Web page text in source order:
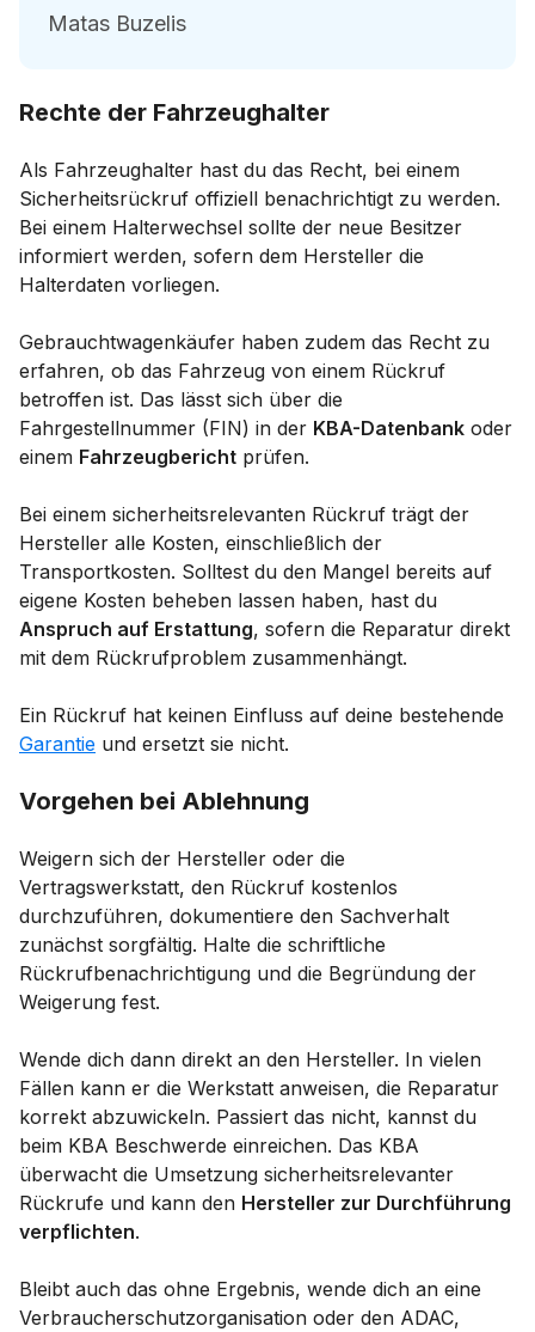
Matas Buzelis
Rechte der Fahrzeughalter
Als Fahrzeughalter hast du das Recht, bei einem
Sicherheitsrückruf offiziell benachrichtigt zu werden.
Bei einem Halterwechsel sollte der neue Besitzer
informiert werden, sofern dem Hersteller die
Halterdaten vorliegen.
Gebrauchtwagenkäufer haben zudem das Recht zu
erfahren, ob das Fahrzeug von einem Rückruf
betroffen ist. Das lässt sich über die
Fahrgestellnummer (FIN) in der KBA-Datenbank oder
einem Fahrzeugbericht prüfen.
Bei einem sicherheitsrelevanten Rückruf trägt der
Hersteller alle Kosten, einschließlich der
Transportkosten. Solltest du den Mangel bereits auf
eigene Kosten beheben lassen haben, hast du
Anspruch auf Erstattung, sofern die Reparatur direkt
mit dem Rückrufproblem zusammenhängt.
Ein Rückruf hat keinen Einfluss auf deine bestehende
Garantie und ersetzt sie nicht.
Vorgehen bei Ablehnung
Weigern sich der Hersteller oder die
Vertragswerkstatt, den Rückruf kostenlos
durchzuführen, dokumentiere den Sachverhalt
zunächst sorgfältig. Halte die schriftliche
Rückrufbenachrichtigung und die Begründung der
Weigerung fest.
Wende dich dann direkt an den Hersteller. In vielen
Fällen kann er die Werkstatt anweisen, die Reparatur
korrekt abzuwickeln. Passiert das nicht, kannst du
beim KBA Beschwerde einreichen. Das KBA
überwacht die Umsetzung sicherheitsrelevanter
Rückrufe und kann den Hersteller zur Durchführung
verpflichten.
Bleibt auch das ohne Ergebnis, wende dich an eine
Verbraucherschutzorganisation oder den ADAC,